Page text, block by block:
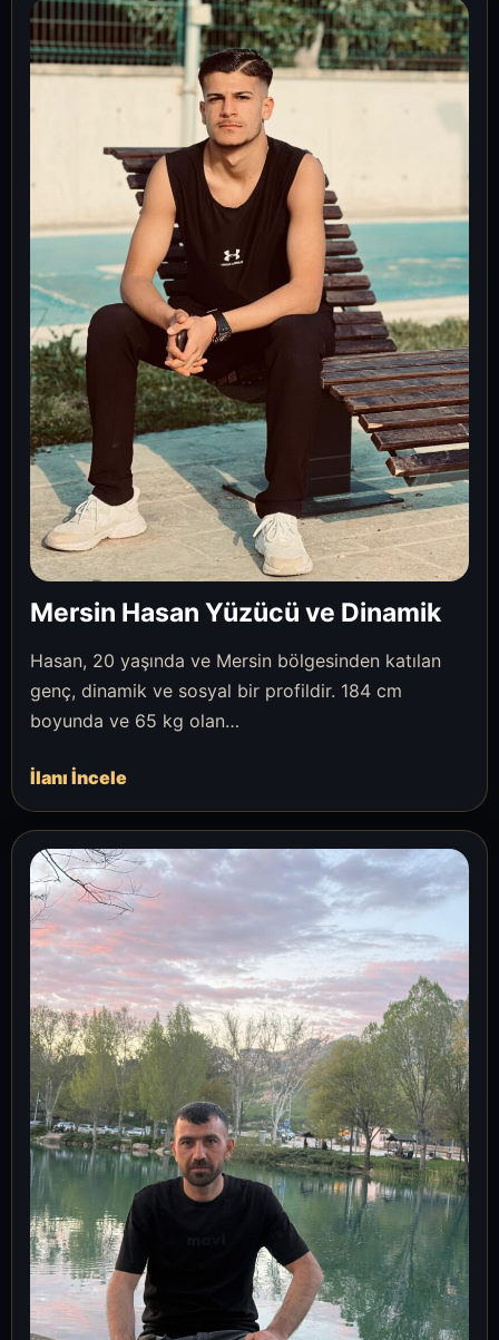
Mersin Hasan Yüzücü ve Dinamik
Hasan, 20 yaşında ve Mersin bölgesinden katılan
genç, dinamik ve sosyal bir profildir. 184 cm
boyunda ve 65 kg olan…
İlanı İncele